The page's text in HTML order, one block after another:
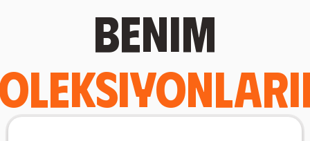
Benim